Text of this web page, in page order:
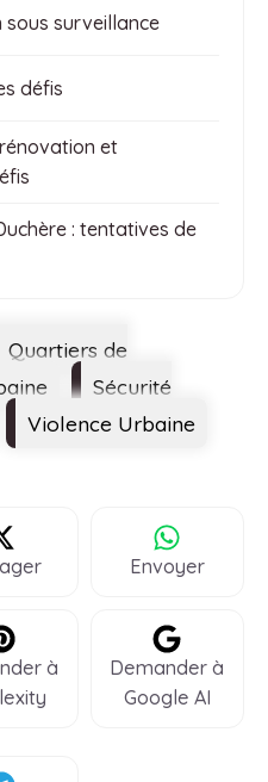
surveillance
défis
et
: tentatives de
Quartiers de
Sécurité
Violence Urbaine
Envoyer
à
Demander à
Google AI